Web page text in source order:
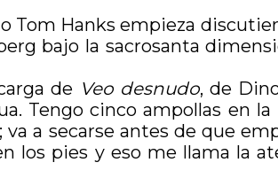
Tom Hanks empieza
bajo la sacrosanta
de Veo desnudo, de
Tengo cinco ampollas en
a secarse antes de que
los pies y eso me llama la